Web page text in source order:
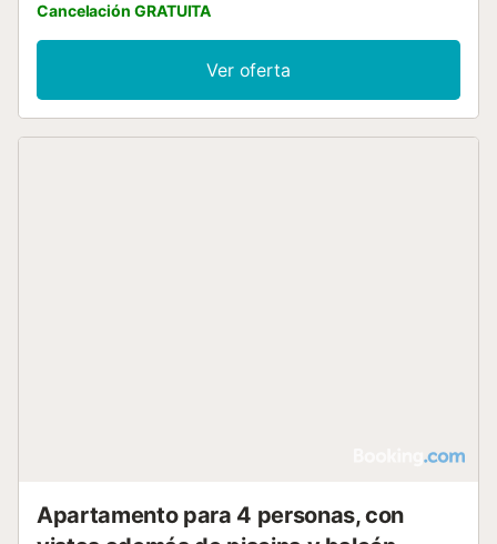
Cancelación GRATUITA
Ver oferta
Apartamento para 4 personas, con